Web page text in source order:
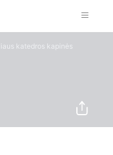
katedros kapinės